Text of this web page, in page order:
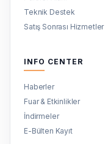
Teknik Destek
Satış Sonrası Hizmetler
INFO CENTER
Haberler
Fuar & Etkinlikler
İndirmeler
E-Bülten Kayıt